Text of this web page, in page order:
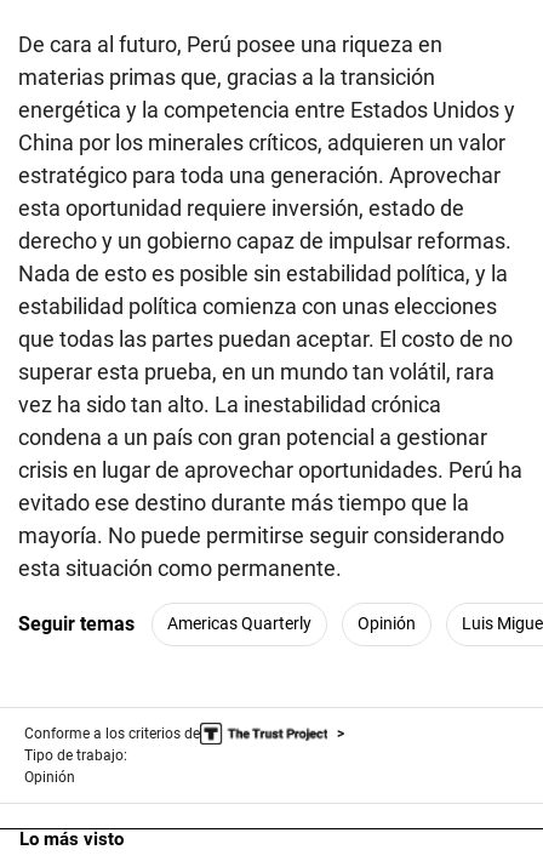
De cara al futuro, Perú posee una riqueza en
materias primas que, gracias a la transición
energética y la competencia entre Estados Unidos y
China por los minerales críticos, adquieren un valor
estratégico para toda una generación. Aprovechar
esta oportunidad requiere inversión, estado de
derecho y un gobierno capaz de impulsar reformas.
Nada de esto es posible sin estabilidad política, y la
estabilidad política comienza con unas elecciones
que todas las partes puedan aceptar. El costo de no
superar esta prueba, en un mundo tan volátil, rara
vez ha sido tan alto. La inestabilidad crónica
condena a un país con gran potencial a gestionar
crisis en lugar de aprovechar oportunidades. Perú ha
evitado ese destino durante más tiempo que la
mayoría. No puede permitirse seguir considerando
esta situación como permanente.
Seguir temas Americas Quarterly Opinión Luis
Conforme a los criterios de
Tipo de trabajo:
Opinión
Lo más visto